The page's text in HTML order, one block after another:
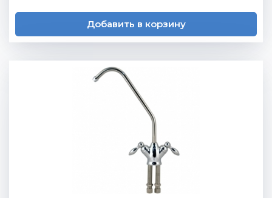
Добавить в корзину